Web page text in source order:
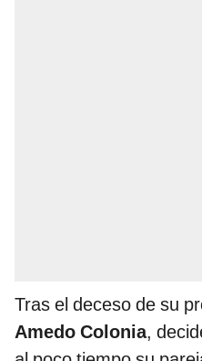
Tras el deceso de su
Amedo Colonia,